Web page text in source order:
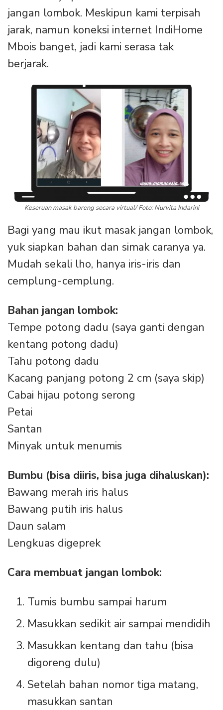
jangan lombok. Meskipun kami terpisah
jarak, namun koneksi internet IndiHome
Mbois banget, jadi kami serasa tak
berjarak.
Keseruan masak bareng secara virtual/ Foto: Nurvita Indarini
Bagi yang mau ikut masak jangan lombok,
yuk siapkan bahan dan simak caranya ya.
Mudah sekali lho, hanya iris-iris dan
cemplung-cemplung.
Bahan jangan lombok:
Tempe potong dadu (saya ganti dengan
kentang potong dadu)
Tahu potong dadu
Kacang panjang potong 2 cm (saya skip)
Cabai hijau potong serong
Petai
Santan
Minyak untuk menumis
Bumbu (bisa diiris, bisa juga dihaluskan):
Bawang merah iris halus
Bawang putih iris halus
Daun salam
Lengkuas digeprek
Cara membuat jangan lombok:
Tumis bumbu sampai harum
Masukkan sedikit air sampai mendidih
Masukkan kentang dan tahu (bisa
digoreng dulu)
Setelah bahan nomor tiga matang,
masukkan santan